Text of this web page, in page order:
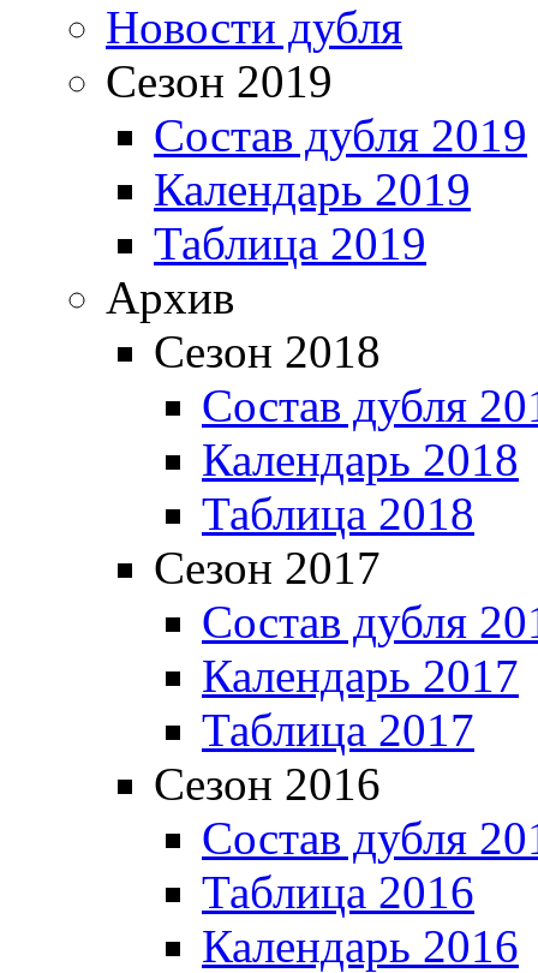
Новости дубля
Сезон 2019
Состав дубля 2019
Календарь 2019
Таблица 2019
Архив
Сезон 2018
Состав дубля
Календарь 2018
Таблица 2018
Сезон 2017
Состав дубля
Календарь 2017
Таблица 2017
Сезон 2016
Состав дубля
Таблица 2016
Календарь 2016